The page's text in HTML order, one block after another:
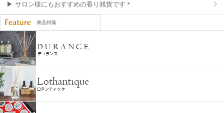
▶ サロン様にもおすすめの香り雑貨です＊